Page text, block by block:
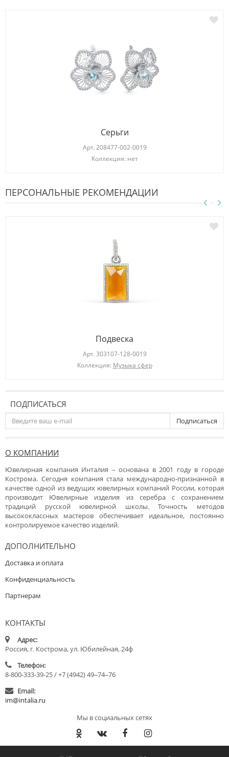
Серьги
Арт. 208477-002-0019
Коллекция: нет
ПЕРСОНАЛЬНЫЕ РЕКОМЕНДАЦИИ
Подвеска
Арт. 303107-128-0019
Коллекция: Музыка сфер
ПОДПИСАТЬСЯ
Подписаться
О КОМПАНИИ
Ювелирная компания Инталия – основана в 2001 году в городе
Кострома. Сегодня компания стала международно-признанной в
качестве одной из ведущих ювелирных компаний России, которая
производит Ювелирные изделия из серебра с сохранением
традиций русской ювелирной школы. Точность методов
высококлассных мастеров обеспечивает идеальное, постоянно
контролируемое качество изделий.
ДОПОЛНИТЕЛЬНО
Доставка и оплата
Конфиденциальность
Партнерам
КОНТАКТЫ
Адрес:
Россия, г. Кострома, ул. Юбилейная, 24ф
Телефон:
8-800-333-39-25 / +7 (4942) 49‒74‒76
Email:
im@intalia.ru
Мы в социальных сетях